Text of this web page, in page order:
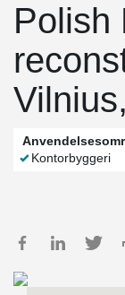
Polish
Kontorbyggeri